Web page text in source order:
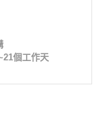
個工作天